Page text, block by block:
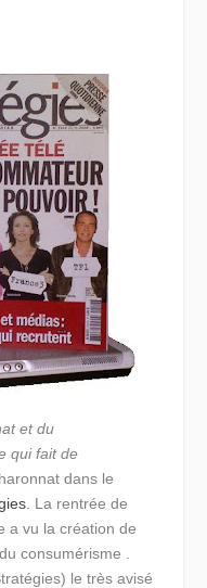
et du
qui fait de
dans le
. La rentrée de
a vu la création de
consumérisme .
le très avisé